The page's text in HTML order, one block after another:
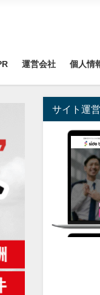
運営会社 個人情
サイト運